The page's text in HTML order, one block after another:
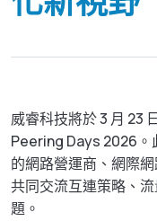
繁中
简中
日本語
威睿科技將於 3 月 23
Peering Days 2026。
的網路營運商、網際
共同交流互連策略、
題。